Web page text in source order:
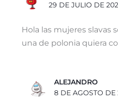
29 DE JULIO DE
Hola las mujeres slavas
una de polonia quiera
ALEJANDRO
8 DE AGOSTO DE